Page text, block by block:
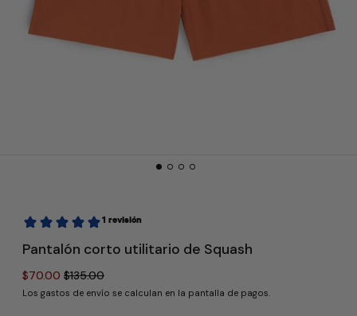
Pantalón corto utilitario de Squash
Precio habitual
$70.00 Precio de venta
$135.00
Los gastos de envío se calculan en la pantalla de pagos.